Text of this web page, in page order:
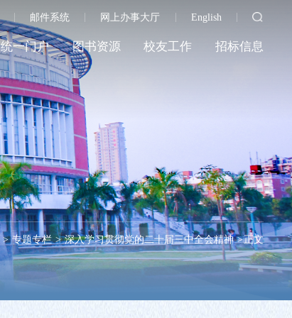
邮件系统 网上办事大厅 English
统一门户 图书资源 校友工作 招标信息
> 专题专栏 > 深入学习贯彻党的二十届三中全会精神 >正文